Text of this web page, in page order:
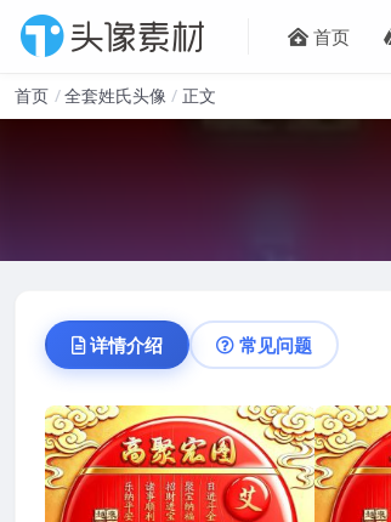
首页
首页 全套姓氏头像 正文
详情介绍 常见问题